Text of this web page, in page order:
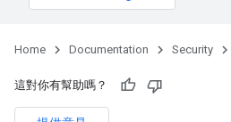
Home Documentation Security
這對你有幫助嗎？